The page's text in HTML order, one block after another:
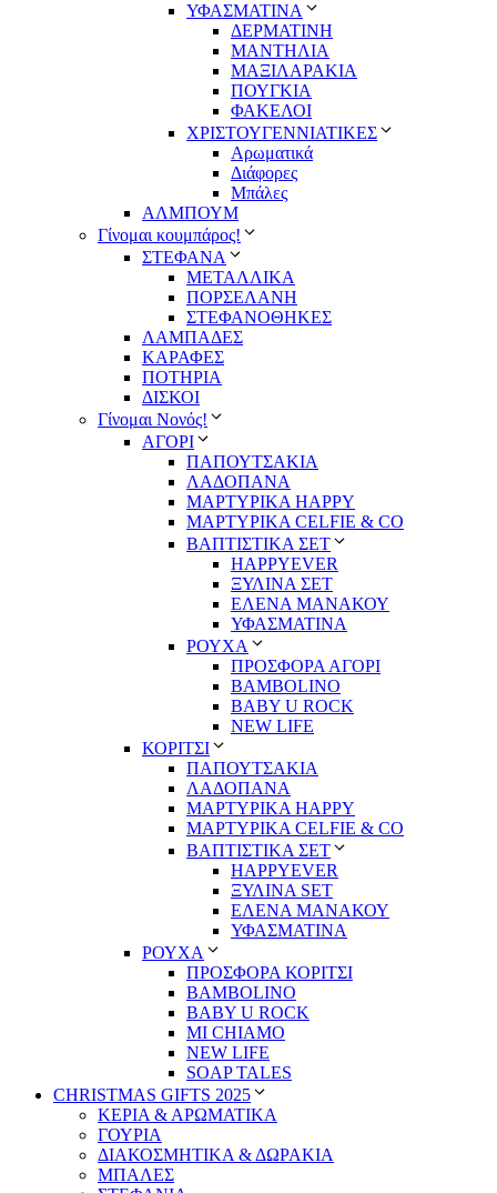
ΥΦΑΣΜΑΤΙΝA
ΔΕΡΜΑΤΙΝΗ
ΜΑΝΤΗΛΙΑ
ΜΑΞΙΛΑΡΑΚΙΑ
ΠΟΥΓΚΙΑ
ΦΑΚΕΛΟΙ
ΧΡΙΣΤΟΥΓΕΝΝΙΑΤΙΚΕΣ
Αρωματικά
Διάφορες
Μπάλες
ΑΛΜΠΟΥΜ
Γίνομαι κουμπάρος!
ΣΤΕΦΑΝΑ
ΜΕΤΑΛΛΙΚΑ
ΠΟΡΣΕΛΑΝΗ
ΣΤΕΦΑΝΟΘΗΚΕΣ
ΛΑΜΠΑΔΕΣ
ΚΑΡΑΦΕΣ
ΠΟΤΗΡΙΑ
ΔΙΣΚΟΙ
Γίνομαι Νονός!
ΑΓΟΡΙ
ΠΑΠΟΥΤΣΑΚΙΑ
ΛΑΔΟΠΑΝΑ
ΜΑΡΤΥΡΙΚΑ HAPPY
ΜΑΡΤΥΡΙΚΑ CELFIE & CO
ΒΑΠΤΙΣΤΙΚΑ ΣΕΤ
HAPPYEVER
ΞΥΛΙΝΑ ΣΕΤ
ΕΛΕΝΑ ΜΑΝΑΚΟΥ
ΥΦΑΣΜΑΤΙΝΑ
ΡΟΥΧΑ
ΠΡΟΣΦΟΡΑ ΑΓΟΡΙ
BAMBOLINO
BABY U ROCK
NEW LIFE
ΚΟΡΙΤΣΙ
ΠΑΠΟΥΤΣΑΚΙΑ
ΛΑΔΟΠΑΝΑ
ΜΑΡΤΥΡΙΚΑ HAPPY
ΜΑΡΤΥΡΙΚΑ CELFIE & CO
ΒΑΠΤΙΣΤΙΚΑ ΣΕΤ
HAPPYEVER
ΞΥΛΙΝΑ SET
ΕΛΕΝΑ ΜΑΝΑΚΟΥ
ΥΦΑΣΜΑΤΙΝΑ
ΡΟΥΧΑ
ΠΡΟΣΦΟΡΑ ΚΟΡΙΤΣΙ
BAMBOLINO
BABY U ROCK
MI CHIAMO
NEW LIFE
SOAP TALES
CHRISTMAS GIFTS 2025
ΚΕΡΙΑ & ΑΡΩΜΑΤΙΚΑ
ΓΟΥΡΙΑ
ΔΙΑΚΟΣΜΗΤΙΚΑ & ΔΩΡΑΚΙΑ
ΜΠΑΛΕΣ